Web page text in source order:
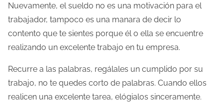
Nuevamente, el sueldo no es una motivación para el
trabajador, tampoco es una manara de decir lo
contento que te sientes porque él o ella se encuentre
realizando un excelente trabajo en tu empresa.
Recurre a las palabras, regálales un cumplido por su
trabajo, no te quedes corto de palabras. Cuando ellos
realicen una excelente tarea, elógialos sinceramente.